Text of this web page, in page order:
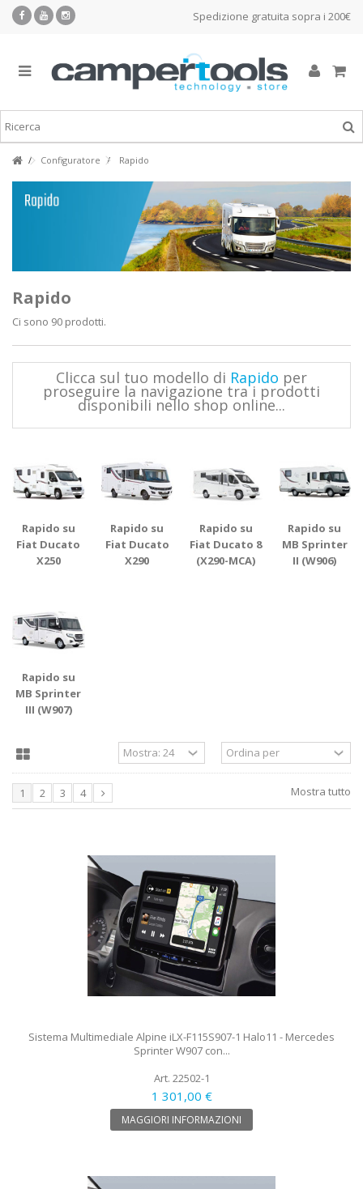
Spedizione gratuita sopra i 200€
Configuratore Rapido
Rapido
Ci sono 90 prodotti.
Clicca sul tuo modello di Rapido per
proseguire la navigazione tra i prodotti
disponibili nello shop online...
Rapido su
Fiat Ducato
X250
Rapido su
Fiat Ducato
X290
Rapido su
Fiat Ducato 8
(X290-MCA)
Rapido su
MB Sprinter
II (W906)
Rapido su
MB Sprinter
III (W907)
Mostra tutto
1 2 3 4
Sistema Multimediale Alpine iLX-F115S907-1 Halo11 - Mercedes
Sprinter W907 con...
Art. 22502-1
1 301,00 €
MAGGIORI INFORMAZIONI